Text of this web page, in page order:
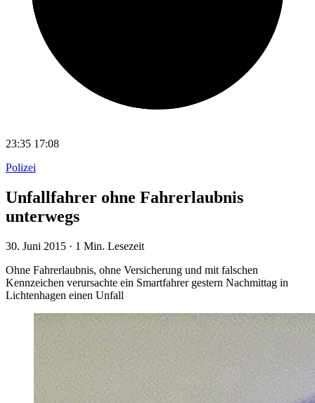
23:35 17:08
Polizei
Unfallfahrer ohne Fahrerlaubnis
unterwegs
30. Juni 2015 · 1 Min. Lesezeit
Ohne Fahrerlaubnis, ohne Versicherung und mit falschen
Kennzeichen verursachte ein Smartfahrer gestern Nachmittag in
Lichtenhagen einen Unfall